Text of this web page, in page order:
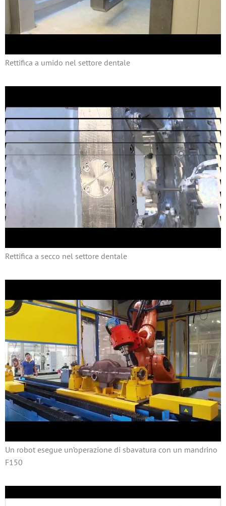
Rettifica a umido nel settore dentale
Rettifica a secco nel settore dentale
Un robot esegue un’operazione di sbavatura con un mandrino
F150